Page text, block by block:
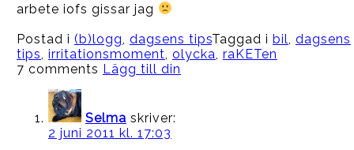
arbete iofs gissar jag
Postad i (b)logg, dagsens tipsTaggad i bil, dagsens
tips, irritationsmoment, olycka, raKETen
7 comments Lägg till din
Selma skriver:
2 juni 2011 kl. 17:03